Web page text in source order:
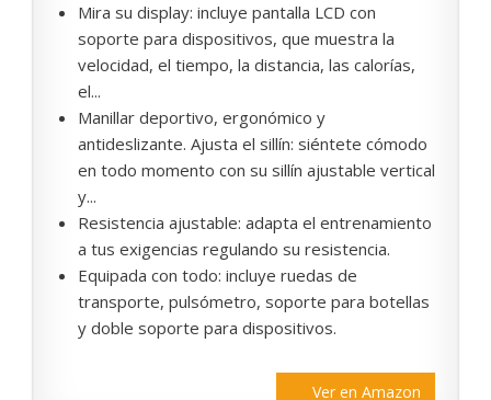
Mira su display: incluye pantalla LCD con
soporte para dispositivos, que muestra la
velocidad, el tiempo, la distancia, las calorías,
el...
Manillar deportivo, ergonómico y
antideslizante. Ajusta el sillín: siéntete cómodo
en todo momento con su sillín ajustable vertical
y...
Resistencia ajustable: adapta el entrenamiento
a tus exigencias regulando su resistencia.
Equipada con todo: incluye ruedas de
transporte, pulsómetro, soporte para botellas
y doble soporte para dispositivos.
Ver en Amazon